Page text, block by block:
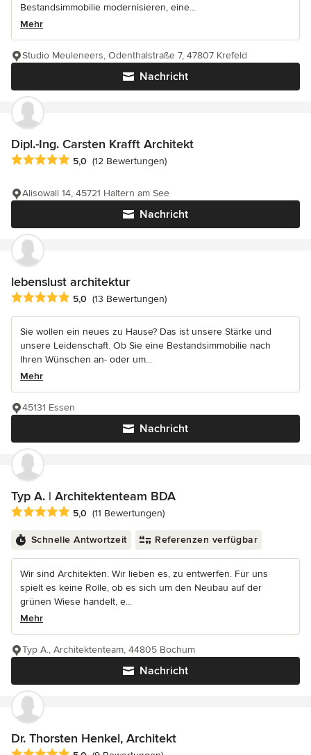
Bestandsimmobilie modernisieren, eine...
Mehr
Nachricht
Studio Meuleneers, Odenthalstraße 7, 47807 Krefeld
Dipl.-Ing. Carsten Krafft Architekt
Durchschnittliche Bewertung: 5 von 5 Sternen
5,0 (12 Bewertungen)
Nachricht
Alisowall 14, 45721 Haltern am See
lebenslust architektur
Durchschnittliche Bewertung: 5 von 5 Sternen
5,0 (13 Bewertungen)
Sie wollen ein neues zu Hause? Das ist unsere Stärke und
unsere Leidenschaft. Ob Sie eine Bestandsimmobilie nach
Ihren Wünschen an- oder um...
Mehr
Nachricht
45131 Essen
Typ A. | Architektenteam BDA
Durchschnittliche Bewertung: 5 von 5 Sternen
5,0 (11 Bewertungen)
Schnelle Antwortzeit Referenzen verfügbar
Wir sind Architekten. Wir lieben es, zu entwerfen. Für uns
spielt es keine Rolle, ob es sich um den Neubau auf der
grünen Wiese handelt, e...
Mehr
Nachricht
Typ A., Architektenteam, 44805 Bochum
Dr. Thorsten Henkel, Architekt